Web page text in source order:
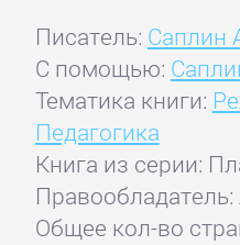
Писатель: Саплин
С помощью:
Тематика книги:
Педагогика
Книга из серии:
Общее кол-во